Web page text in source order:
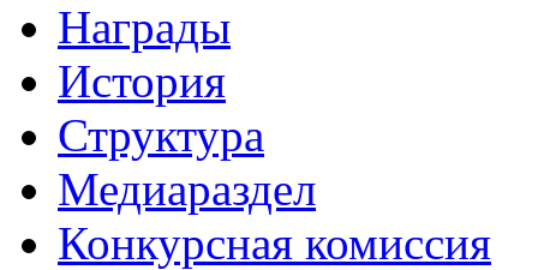
Награды
История
Структура
Медиараздел
Конкурсная комиссия